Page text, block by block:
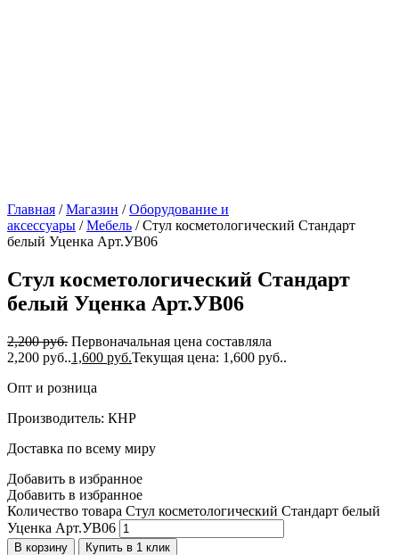
Главная /Магазин /Оборудование и
аксессуары /Мебель / Стул косметологический Стандарт
белый Уценка Арт.УВ06
Стул косметологический Стандарт
белый Уценка Арт.УВ06
2,200руб. Первоначальная цена составляла
2,200 руб..1,600 руб.Текущая цена: 1,600 руб..
Опт и розница
Производитель: КНР
Доставка по всему миру
Добавить в избранное
Добавить в избранное
Количество товара Стул косметологический Стандарт белый
Уценка Арт.УВ06
В корзину Купить в 1 клик